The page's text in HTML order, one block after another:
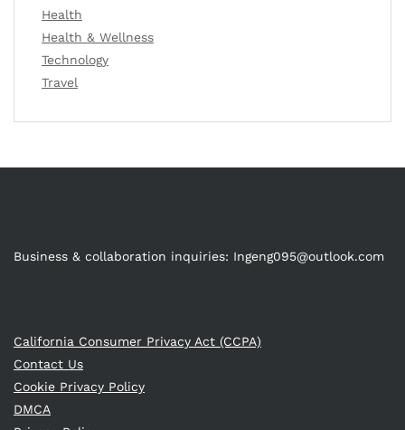
Health
Health & Wellness
Technology
Travel
Business & collaboration inquiries: Ingeng095@outlook.com
California Consumer Privacy Act (CCPA)
Contact Us
Cookie Privacy Policy
DMCA